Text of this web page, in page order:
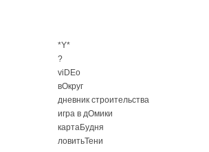
*Y*
?
viDEo
вОкруг
дневник строительства
игра в дОмики
картаБудня
ловитьТени